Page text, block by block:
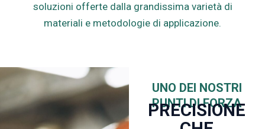
soluzioni offerte dalla grandissima varietà di
materiali e metodologie di applicazione.
UNO DEI NOSTRI
PUNTI DI FORZA
PRECISIONE